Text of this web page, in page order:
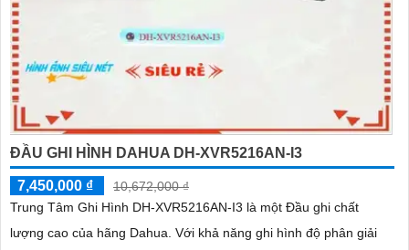
ĐẦU GHI HÌNH DAHUA DH-XVR5216AN-I3
7,450,000 ₫
10,672,000 ₫
Trung Tâm Ghi Hình DH-XVR5216AN-I3 là một Đầu ghi chất
lượng cao của hãng Dahua. Với khả năng ghi hình độ phân giải